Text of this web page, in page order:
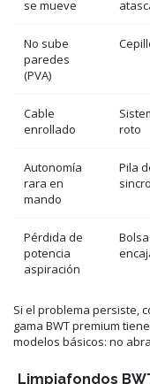
se mueve
No sube
paredes
(PVA)
Cable
enrollado
roto
Autonomía
rara en
mando
Pila
Pérdida de
potencia
aspiración
Si el problema persiste,
gama BWT premium
modelos básicos: no
Limpiafondos